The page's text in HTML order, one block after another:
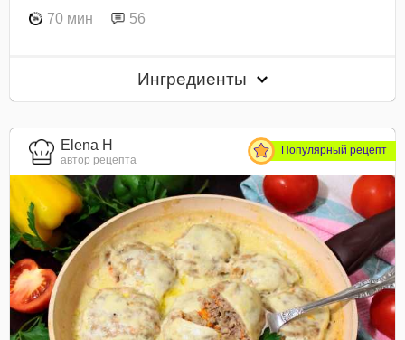
70 мин
56
Ингредиенты
Elena H
автор рецепта
Популярный рецепт